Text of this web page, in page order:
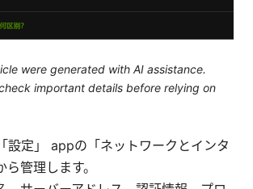
were generated with AI assistance.
important details before relying on
設定」 appの「ネットワークとインタ
管理します。